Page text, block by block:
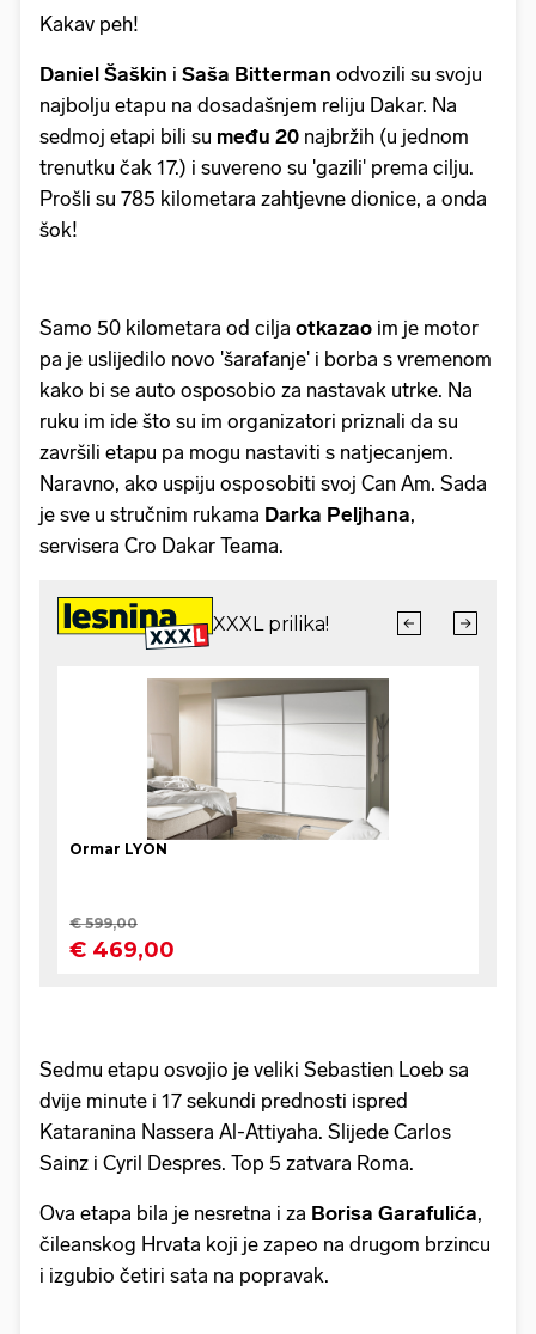
Kakav peh!
Daniel Šaškin i Saša Bitterman odvozili su svoju
najbolju etapu na dosadašnjem reliju Dakar. Na
sedmoj etapi bili su među 20 najbržih (u jednom
trenutku čak 17.) i suvereno su 'gazili' prema cilju.
Prošli su 785 kilometara zahtjevne dionice, a onda
šok!
Samo 50 kilometara od cilja otkazao im je motor
pa je uslijedilo novo 'šarafanje' i borba s vremenom
kako bi se auto osposobio za nastavak utrke. Na
ruku im ide što su im organizatori priznali da su
završili etapu pa mogu nastaviti s natjecanjem.
Naravno, ako uspiju osposobiti svoj Can Am. Sada
je sve u stručnim rukama Darka Peljhana,
servisera Cro Dakar Teama.
Sedmu etapu osvojio je veliki Sebastien Loeb sa
dvije minute i 17 sekundi prednosti ispred
Kataranina Nassera Al-Attiyaha. Slijede Carlos
Sainz i Cyril Despres. Top 5 zatvara Roma.
Ova etapa bila je nesretna i za Borisa Garafulića,
čileanskog Hrvata koji je zapeo na drugom brzincu
i izgubio četiri sata na popravak.